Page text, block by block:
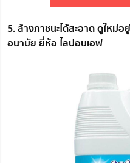
5. ล้างภาชนะได้สะอาด ดูใหม่
อนามัย ยี่ห้อ ไลปอนเอฟ